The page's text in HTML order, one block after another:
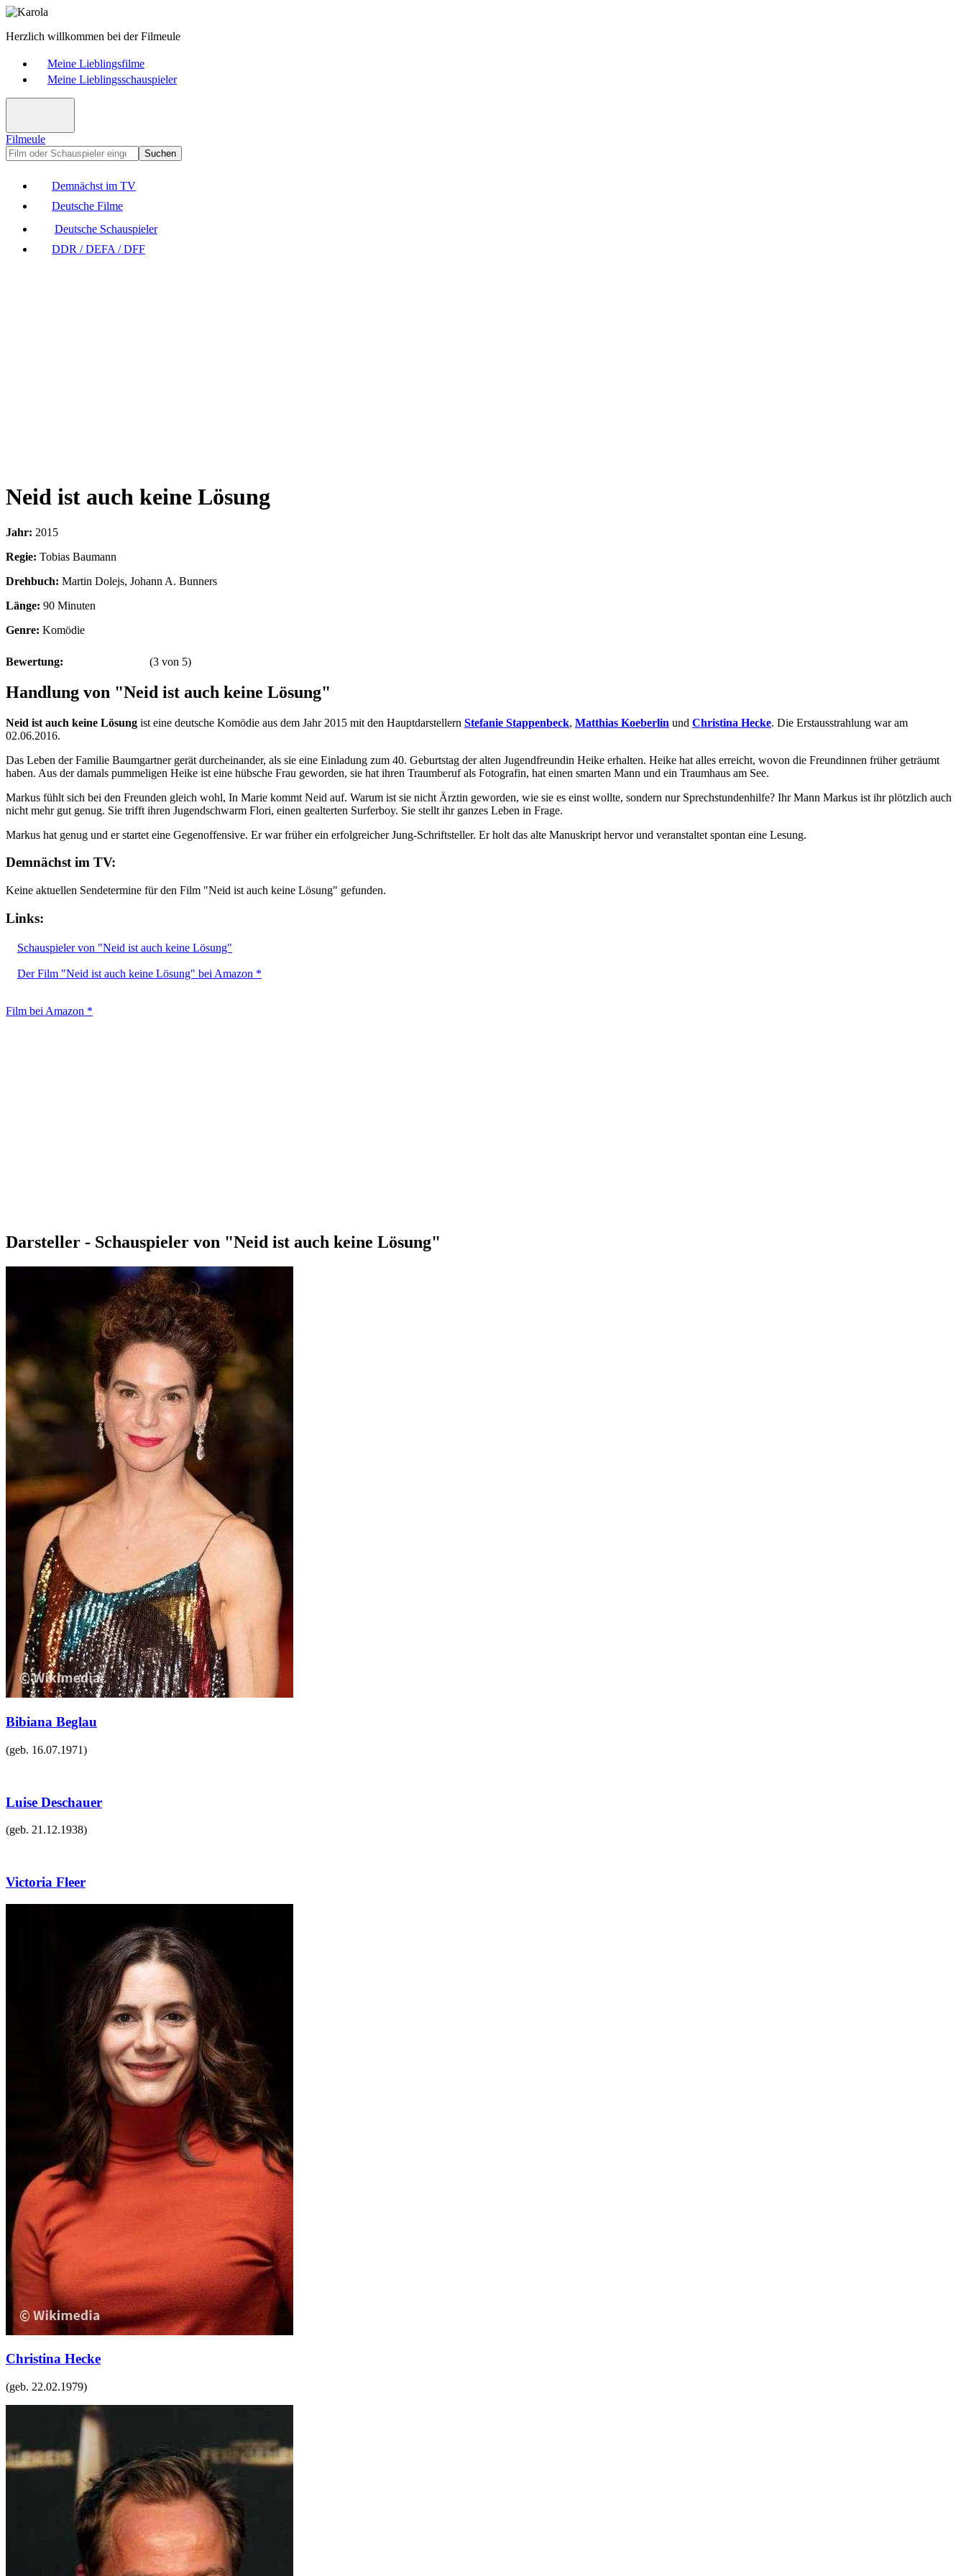
Herzlich willkommen bei der Filmeule
Meine Lieblingsfilme
Meine Lieblingsschauspieler
Filmeule
Suchen
Demnächst im TV
Deutsche Filme
Deutsche Schauspieler
DDR / DEFA / DFF
Neid ist auch keine Lösung
Jahr: 2015
Regie: Tobias Baumann
Drehbuch: Martin Dolejs, Johann A. Bunners
Länge: 90 Minuten
Genre: Komödie
Bewertung: (3 von 5)
Handlung von "Neid ist auch keine Lösung"
Neid ist auch keine Lösung ist eine deutsche Komödie aus dem Jahr 2015 mit den Hauptdarstellern Stefanie Stappenbeck, Matthias Koeberlin und Christina Hecke. Die Erstausstrahlung war am
02.06.2016.
Das Leben der Familie Baumgartner gerät durcheinander, als sie eine Einladung zum 40. Geburtstag der alten Jugendfreundin Heike erhalten. Heike hat alles erreicht, wovon die Freundinnen früher geträumt
haben. Aus der damals pummeligen Heike ist eine hübsche Frau geworden, sie hat ihren Traumberuf als Fotografin, hat einen smarten Mann und ein Traumhaus am See.
Markus fühlt sich bei den Freunden gleich wohl, In Marie kommt Neid auf. Warum ist sie nicht Ärztin geworden, wie sie es einst wollte, sondern nur Sprechstundenhilfe? Ihr Mann Markus ist ihr plötzlich auch
nicht mehr gut genug. Sie trifft ihren Jugendschwarm Flori, einen gealterten Surferboy. Sie stellt ihr ganzes Leben in Frage.
Markus hat genug und er startet eine Gegenoffensive. Er war früher ein erfolgreicher Jung-Schriftsteller. Er holt das alte Manuskript hervor und veranstaltet spontan eine Lesung.
Demnächst im TV:
Keine aktuellen Sendetermine für den Film "Neid ist auch keine Lösung" gefunden.
Links:
Schauspieler von "Neid ist auch keine Lösung"
Der Film "Neid ist auch keine Lösung" bei Amazon *
Film bei Amazon *
Darsteller - Schauspieler von "Neid ist auch keine Lösung"
Bibiana Beglau
(geb. 16.07.1971)
Luise Deschauer
(geb. 21.12.1938)
Victoria Fleer
Christina Hecke
(geb. 22.02.1979)